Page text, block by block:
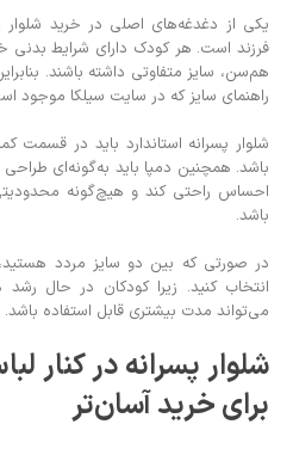
یکی از دغدغه‌های اصلی در خرید شلوار
فرزند است. هر کودک دارای شرایط
هم‌سن، سایز متفاوتی داشته باشند.
راهنمای سایز که در سایت سیلکا موجود
شلوار پسرانه استاندارد باید در
باشد. همچنین دمپا باید به‌گونه‌ای
احساس راحتی کند و هیچ‌گونه
باشد.
در صورتی که بین دو سایز مردد هستید،
انتخاب کنید. زیرا کودکان در حال
می‌تواند مدت بیشتری قابل استفاده باشد.
شلوار پسرانه در کنار
برای خرید آسان‌تر